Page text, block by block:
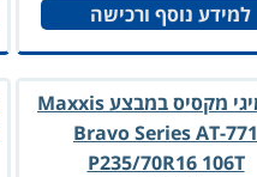
למידע נוסף ורכישה
4 צמיגי מקסיס במבצע Maxxis
Bravo Series AT-771
P235/70R16 106T